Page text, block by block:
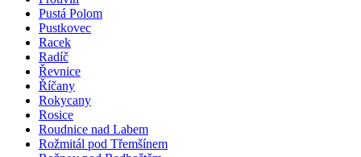
Pustá Polom
Pustkovec
Racek
Radíč
Řevnice
Říčany
Rokycany
Rosice
Roudnice nad Labem
Rožmitál pod Třemšínem